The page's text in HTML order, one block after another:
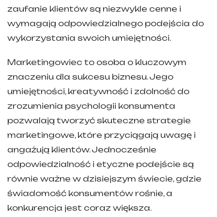
zaufanie klientów są niezwykle cenne i
wymagają odpowiedzialnego podejścia do
wykorzystania swoich umiejętności.
Marketingowiec to osoba o kluczowym
znaczeniu dla sukcesu biznesu. Jego
umiejętności, kreatywność i zdolność do
zrozumienia psychologii konsumenta
pozwalają tworzyć skuteczne strategie
marketingowe, które przyciągają uwagę i
angażują klientów. Jednocześnie
odpowiedzialność i etyczne podejście są
równie ważne w dzisiejszym świecie, gdzie
świadomość konsumentów rośnie, a
konkurencja jest coraz większa.